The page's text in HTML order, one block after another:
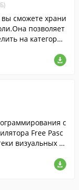
сможете храни
позволяет
на категории
с
Free Pasc
визуальных к